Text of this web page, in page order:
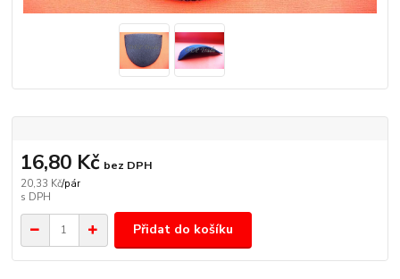
20,33 Kč/pár
16,80 Kč bez DPH
Přidat do košíku